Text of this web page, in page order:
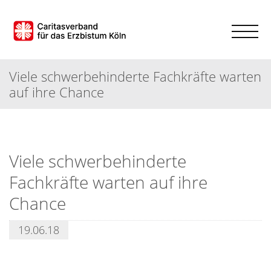
Viele schwerbehinderte Fachkräfte warten
auf ihre Chance
Viele schwerbehinderte
Fachkräfte warten auf ihre
Chance
19.06.18